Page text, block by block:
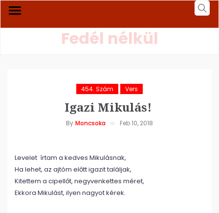
Fedél nélkül
454. Szám Vers
Igazi Mikulás!
By Moncsoka Feb 10, 2018
Levelet írtam a kedves Mikulásnak,
Ha lehet, az ajtóm előtt igazit találjak,
Kitettem a cipellőt, negyvenkettes méret,
Ekkora Mikulást, ilyen nagyot kérek.